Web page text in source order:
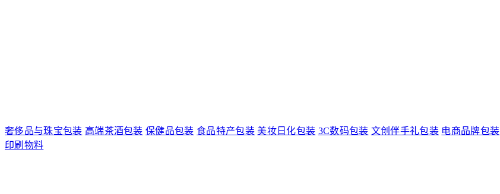
奢侈品与珠宝包装 高端茶酒包装 保健品包装 食品特产包装 美妆日化包装 3C数码包装 文创伴手礼包装 电商品牌包装
印刷物料